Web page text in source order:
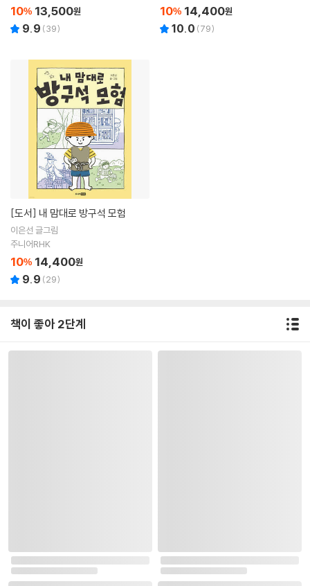
10% 13,500원
9.9 (39)
10% 14,400원
10.0 (79)
[도서] 내 맘대로 방구석 모험
이은선 글그림
주니어RHK
10% 14,400원
9.9 (29)
책이 좋아 2단계